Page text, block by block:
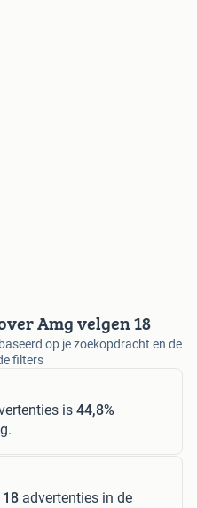
Amg velgen 18
op je zoekopdracht en de
filters
is 44,8%
advertenties in de